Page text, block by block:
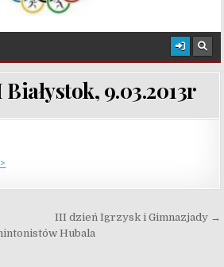
9.03.2013r
III dzień Igrzysk i Gimnazjady →
Hubala